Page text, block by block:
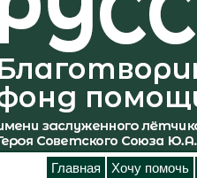
Главная Хочу помочь